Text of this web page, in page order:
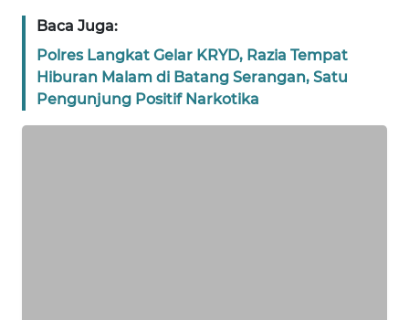
Baca Juga:
Polres Langkat Gelar KRYD, Razia Tempat
Hiburan Malam di Batang Serangan, Satu
Pengunjung Positif Narkotika
WN
BANTEN
WN